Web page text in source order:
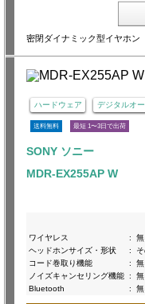
密閉ダイナミック型イヤホン
ハードウェア デジタルオ
送料無料 最短 1〜3日で出荷
SONY ソニー
MDR-EX255AP W
ワイヤレス
:
無
ヘッドホンサイズ・形状
:
コード巻取り機能
:
無
ノイズキャンセリング機能 :
無
Bluetooth
: 無